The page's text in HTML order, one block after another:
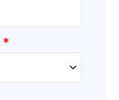
*